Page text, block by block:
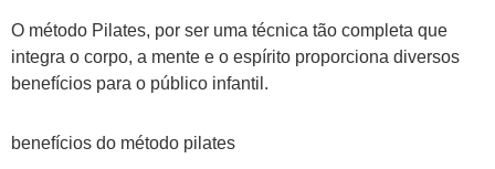
O método Pilates, por ser uma técnica tão completa que
integra o corpo, a mente e o espírito proporciona diversos
benefícios para o público infantil.
benefícios do método pilates